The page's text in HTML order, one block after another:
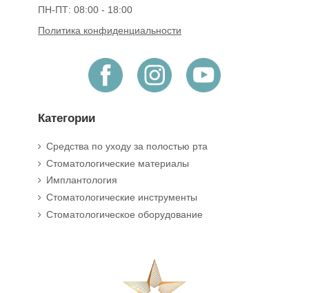
ПН-ПТ: 08:00 - 18:00
Политика конфиденциальности
Категории
Средства по уходу за полостью рта
Стоматологические материалы
Имплантология
Стоматологические инструменты
Стоматологическое оборудование